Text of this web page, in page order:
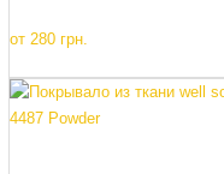
от 280 грн.